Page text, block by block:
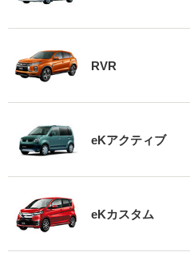
RVR
eKアクティブ
eKカスタム